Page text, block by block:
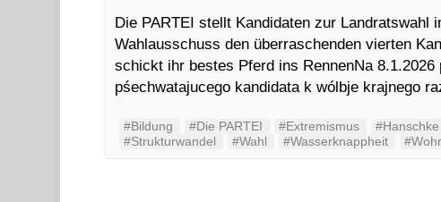
Die PARTEI stellt Kandidaten zur Landratswahl
Wahlausschuss den überraschenden vierten
schickt ihr bestes Pferd ins RennenNa
pśechwatajucego kandidata k wólbje krajnego
#Bildung #Die PARTEI #Extremismus #Hanschke
#Strukturwandel
#Wahl #Wasserknappheit